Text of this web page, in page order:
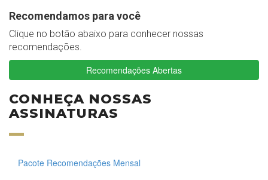
Recomendamos para você
Clique no botão abaixo para conhecer nossas
recomendações.
Recomendações Abertas
CONHEÇA NOSSAS
ASSINATURAS
Pacote Recomendações Mensal